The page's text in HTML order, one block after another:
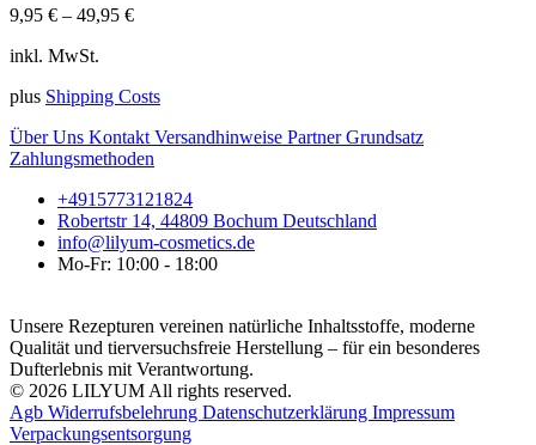
9,95 € – 49,95 €
inkl. MwSt.
plus Shipping Costs
Über Uns Kontakt Versandhinweise PartnerGrundsatz
Zahlungsmethoden
+4915773121824
Robertstr 14, 44809 Bochum Deutschland
info@lilyum-cosmetics.de
Mo-Fr: 10:00 - 18:00
Unsere Rezepturen vereinen natürliche Inhaltsstoffe, moderne
Qualität und tierversuchsfreie Herstellung – für ein besonderes
Dufterlebnis mit Verantwortung.
© 2026 LILYUM All rights reserved.
Agb Widerrufsbelehrung Datenschutzerklärung Impressum
Verpackungsentsorgung